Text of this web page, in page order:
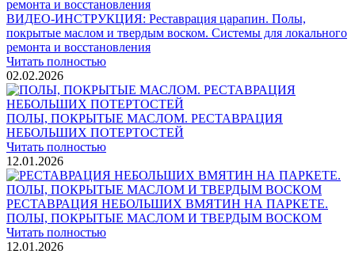
ВИДЕО-ИНСТРУКЦИЯ: Реставрация царапин. Полы,
покрытые маслом и твердым воском. Системы для локального
ремонта и восстановления
Читать полностью
02.02.2026
ПОЛЫ, ПОКРЫТЫЕ МАСЛОМ. РЕСТАВРАЦИЯ
НЕБОЛЬШИХ ПОТЕРТОСТЕЙ
Читать полностью
12.01.2026
РЕСТАВРАЦИЯ НЕБОЛЬШИХ ВМЯТИН НА ПАРКЕТЕ.
ПОЛЫ, ПОКРЫТЫЕ МАСЛОМ И ТВЕРДЫМ ВОСКОМ
Читать полностью
12.01.2026